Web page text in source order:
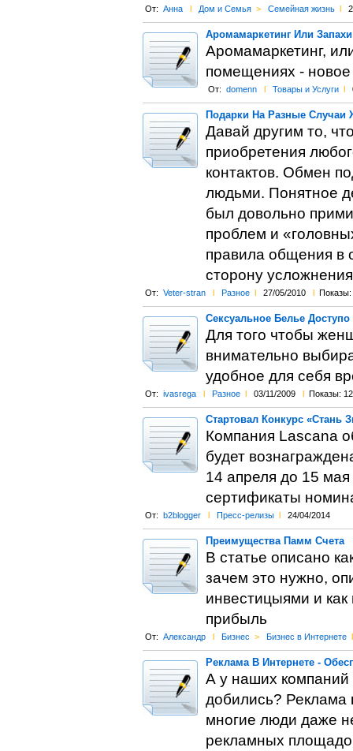
От: Анна l Дом и Семья > Семейная жизнь l
Аромамаркетинг Или
Аромамаркетинг,
помещениях -
От: domenn l Товары и Услуги l
Подарки На Разные Случаи
Давай другим то,
приобретения
контактов. Обмен
людьми. Понятное
был довольно
проблем и
правила общения в
сторону
От: Veter-stran l Разное l 27/05/2010 l Показы:
Сексуальное Белье
Для того чтобы
внимательно
удобное для себя
От: ivasrega l Разное l 03/11/2009 l Показы:
Стартовал Конкурс «Стань
Компания Lascana
будет
14 апреля до 15
сертификаты
От: b2blogger l Пресс-релизы l 24/04/2014
Преимущества Памм Счета
В статье описано
зачем это нужно,
инвестицыями и как
прибыль
От: Александр l Бизнес > Бизнес в Интернете l
Реклама В Интернете -
А у наших компаний
добились?
многие люди даже
рекламных